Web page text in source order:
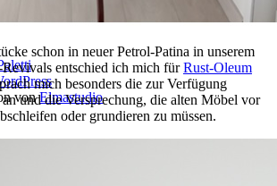
schon in neuer Petrol-Patina in unserem
entschied ich mich fürRust-Oleum
mich besonders die zur Verfügung
an und die Versprechung, die alten Möbel vor
oder grundieren zu müssen.
vonElmastudio